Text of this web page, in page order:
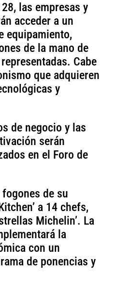
las empresas y
acceder a un
equipamiento,
de la mano de
Cabe
que adquieren
y
de negocio y las
serán
en el Foro de
de su
a 14 chefs,
Michelin’. La
la
con un
de ponencias y